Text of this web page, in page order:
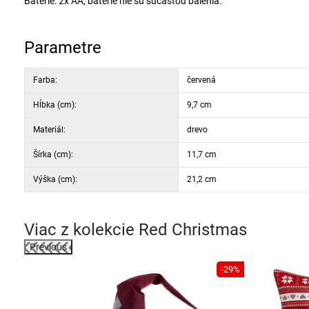
Parametre
Farba: červená
Hĺbka (cm): 9,7 cm
Materiál: drevo
Šírka (cm): 11,7 cm
Výška (cm): 21,2 cm
Viac z kolekcie Red Christmas
Previous
-29%